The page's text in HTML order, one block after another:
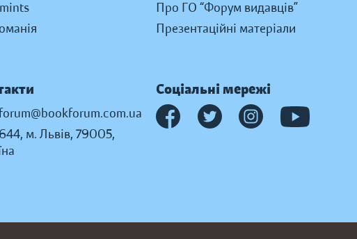
Про ГО “Форум видавців”
Презентаційні матеріали
м. Львів, 79005,
Соціальні мережі